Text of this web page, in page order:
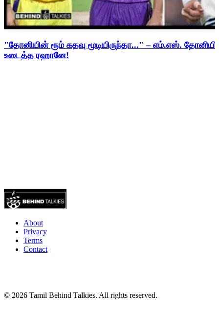
"தோனியின் ரூம் கதவு மூடியிருந்தா..." – எம்.எஸ்.
உடைத்த ரஹானே!
About
Privacy
Terms
Contact
© 2026 Tamil Behind Talkies. All rights reserved.